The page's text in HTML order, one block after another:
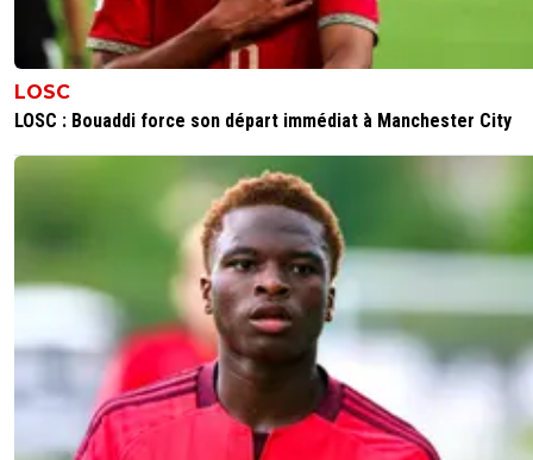
LOSC
LOSC : Bouaddi force son départ immédiat à Manchester City